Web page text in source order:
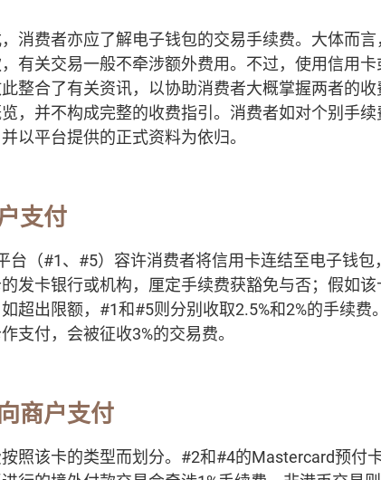
消费者亦应了解电子钱包的交易手续费。大体而
有关交易一般不牵涉额外费用。不过，使用信用
整合了有关资讯，以协助消费者大概掌握两者的
，并不构成完整的收费指引。消费者如对个别手
以平台提供的正式资料为依归。
支付
台（#1、#5）容许消费者将信用卡连结至电子钱
发卡银行或机构，厘定手续费获豁免与否；假如
超出限额，#1和#5则分别收取2.5%和2%的手续
支付，会被征收3%的交易费。
商户支付
照该卡的类型而划分。#2和#4的Mastercard预付